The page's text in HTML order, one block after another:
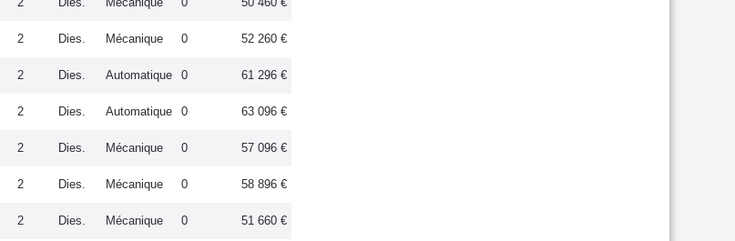
2 Dies. Mécanique 0 52 260 €
2 Dies. Automatique 0 61 296 €
2 Dies. Automatique 0 63 096 €
2 Dies. Mécanique 0 57 096 €
2 Dies. Mécanique 0 58 896 €
2 Dies. Mécanique 0 51 660 €